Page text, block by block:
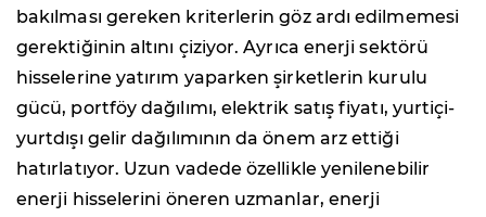
bakılması gereken kriterlerin göz ardı edilmemesi
gerektiğinin altını çiziyor. Ayrıca enerji sektörü
hisselerine yatırım yaparken şirketlerin kurulu
gücü, portföy dağılımı, elektrik satış fiyatı, yurtiçi-
yurtdışı gelir dağılımının da önem arz ettiği
hatırlatıyor. Uzun vadede özellikle yenilenebilir
enerji hisselerini öneren uzmanlar, enerji